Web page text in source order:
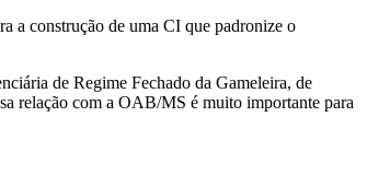
a construção de uma CI que padronize o
de Regime Fechado da Gameleira, de
relação com a OAB/MS é muito importante para